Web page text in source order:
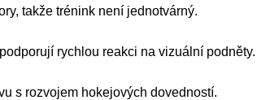
takže trénink není jednotvárný.
rychlou reakci na vizuální podněty.
s rozvojem hokejových dovedností.